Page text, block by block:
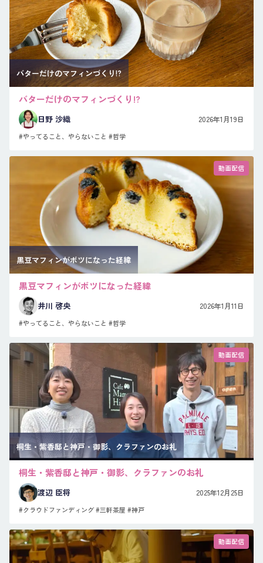
バターだけのマフィンづくり!?
バターだけのマフィンづくり!?
日野 沙織 2026年1月19日
#やってること、やらないこと #哲学
動画配信
黒豆マフィンがボツになった経緯
黒豆マフィンがボツになった経緯
井川 啓央 2026年1月11日
#やってること、やらないこと #哲学
動画配信
桐生・紫香邸と神戸・御影、クラファンのお礼
桐生・紫香邸と神戸・御影、クラファンのお礼
渡辺 臣将 2025年12月25日
#クラウドファンディング#三軒茶屋 #神戸
動画配信